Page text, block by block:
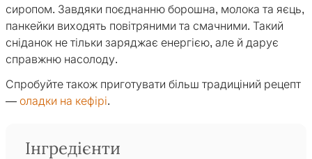
сиропом. Завдяки поєднанню борошна, молока та яєць,
панкейки виходять повітряними та смачними. Такий
сніданок не тільки заряджає енергією, але й дарує
справжню насолоду.
Спробуйте також приготувати більш традиціний рецепт
— оладки на кефірі.
Інгредієнти